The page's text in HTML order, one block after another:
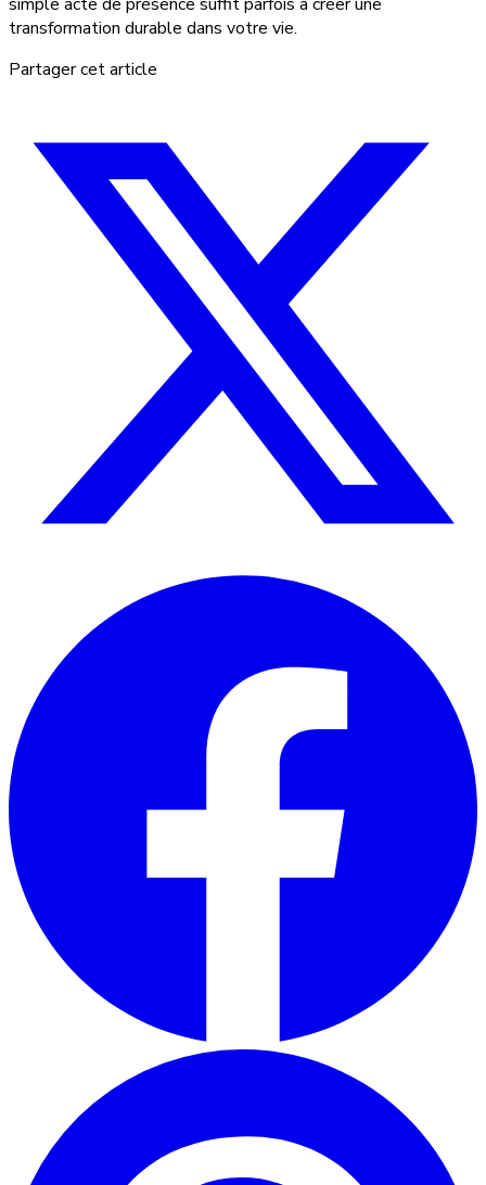
transformation durable dans votre vie.
Partager cet article